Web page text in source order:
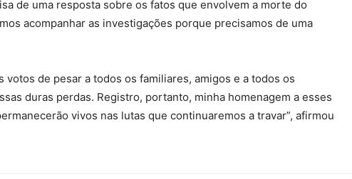
de uma resposta sobre os fatos que envolvem a morte do
acompanhar as investigações porque precisamos de uma
votos de pesar a todos os familiares, amigos e a todos os
duras perdas. Registro, portanto, minha homenagem a esses
vivos nas lutas que continuaremos a travar”, afirmou